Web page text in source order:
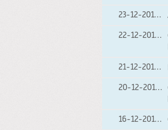
23-12-2010
22-12-2010
21-12-2010
20-12-2010
16-12-2010